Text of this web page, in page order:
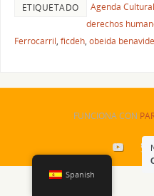
ETIQUETADO Agenda Cultural
derechos
Ferrocarril, ficdeh, obeida
FUNCIONA CON
Spanish